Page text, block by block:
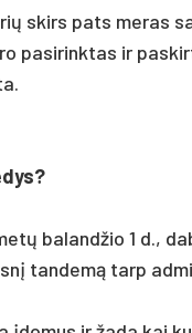
skirs pa­ts me­ras
pa­si­rink­tas ir
ba­land­žio 1 d.,
tan­demą tarp